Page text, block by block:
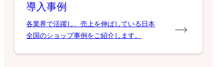
導入事例
各業界で活躍し、売上を伸ばしている日本
全国のショップ事例をご紹介します。